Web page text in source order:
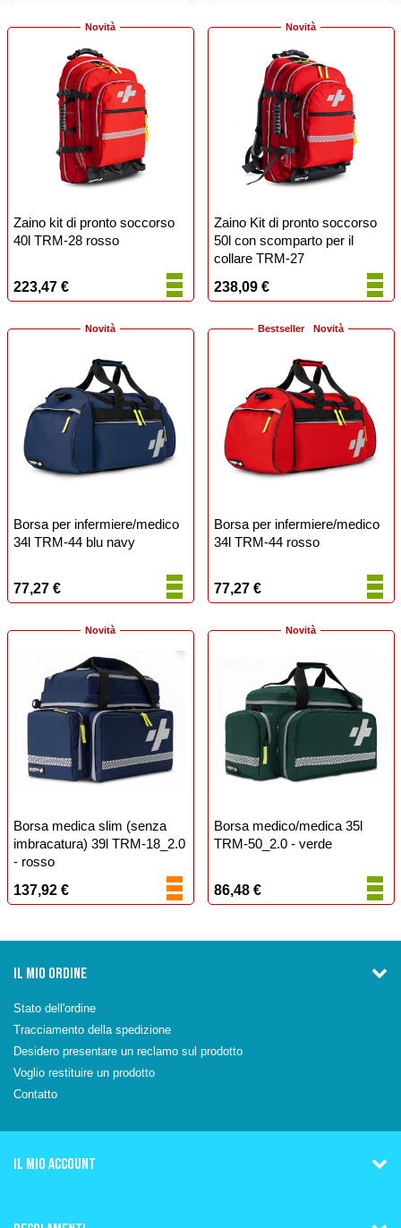
Novità
Zaino kit di pronto soccorso
40l TRM-28 rosso
223,47 €
Novità
Zaino Kit di pronto soccorso
50l con scomparto per il
collare TRM-27
238,09 €
Novità
Borsa per infermiere/medico
34l TRM-44 blu navy
77,27 €
Bestseller Novità
Borsa per infermiere/medico
34l TRM-44 rosso
77,27 €
Novità
Borsa medica slim (senza
imbracatura) 39l TRM-18_2.0
- rosso
137,92 €
Novità
Borsa medico/medica 35l
TRM-50_2.0 - verde
86,48 €
IL MIO ORDINE
Stato dell'ordine
Tracciamento della spedizione
Desidero presentare un reclamo sul prodotto
Voglio restituire un prodotto
Contatto
IL MIO ACCOUNT